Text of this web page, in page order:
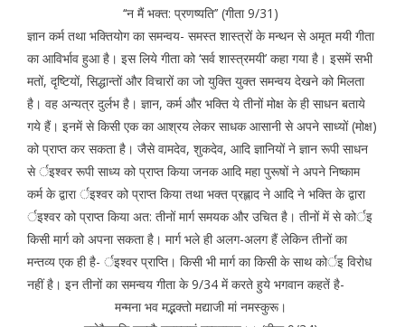
‘‘न मैं भक्त: प्रणष्यति’’ (गीता 9/31)
ज्ञान कर्म तथा भक्तियोग का समन्वय- समस्त शास्त्रों के मन्थन से अमृत मयी गीता
का आविर्भाव हुआ है। इस लिये गीता को ‘सर्व शास्त्रमयी’ कहा गया है। इसमें सभी
मतों, दृष्टियों, सिद्धान्तों और विचारों का जो युक्ति युक्त समन्वय देखने को मिलता
है। वह अन्यत्र दुर्लभ है। ज्ञान, कर्म और भक्ति ये तीनों मोक्ष के ही साधन बताये
गये हैं। इनमें से किसी एक का आश्रय लेकर साधक आसानी से अपने साध्यों (मोक्ष)
को प्राप्त कर सकता है। जैसे वामदेव, शुकदेव, आदि ज्ञानियों ने ज्ञान रूपी साधन
से र्इश्वर रूपी साध्य को प्राप्त किया जनक आदि महा पुरूषों ने अपने निष्काम
कर्म के द्वारा र्इश्वर को प्राप्त किया तथा भक्त प्रह्लाद ने आदि ने भक्ति के द्वारा
र्इश्वर को प्राप्त किया अत: तीनों मार्ग समयक और उचित है। तीनों में से कोर्इ
किसी मार्ग को अपना सकता है। मार्ग भले ही अलग-अलग हैं लेकिन तीनों का
मन्तव्य एक ही है- र्इश्वर प्राप्ति। किसी भी मार्ग का किसी के साथ कोर्इ विरोध
नहीं है। इन तीनों का समन्वय गीता के 9/34 में करते हुये भगवान कहतें है-
मन्मना भव मद्भक्तो मद्याजी मां नमस्कुरू।